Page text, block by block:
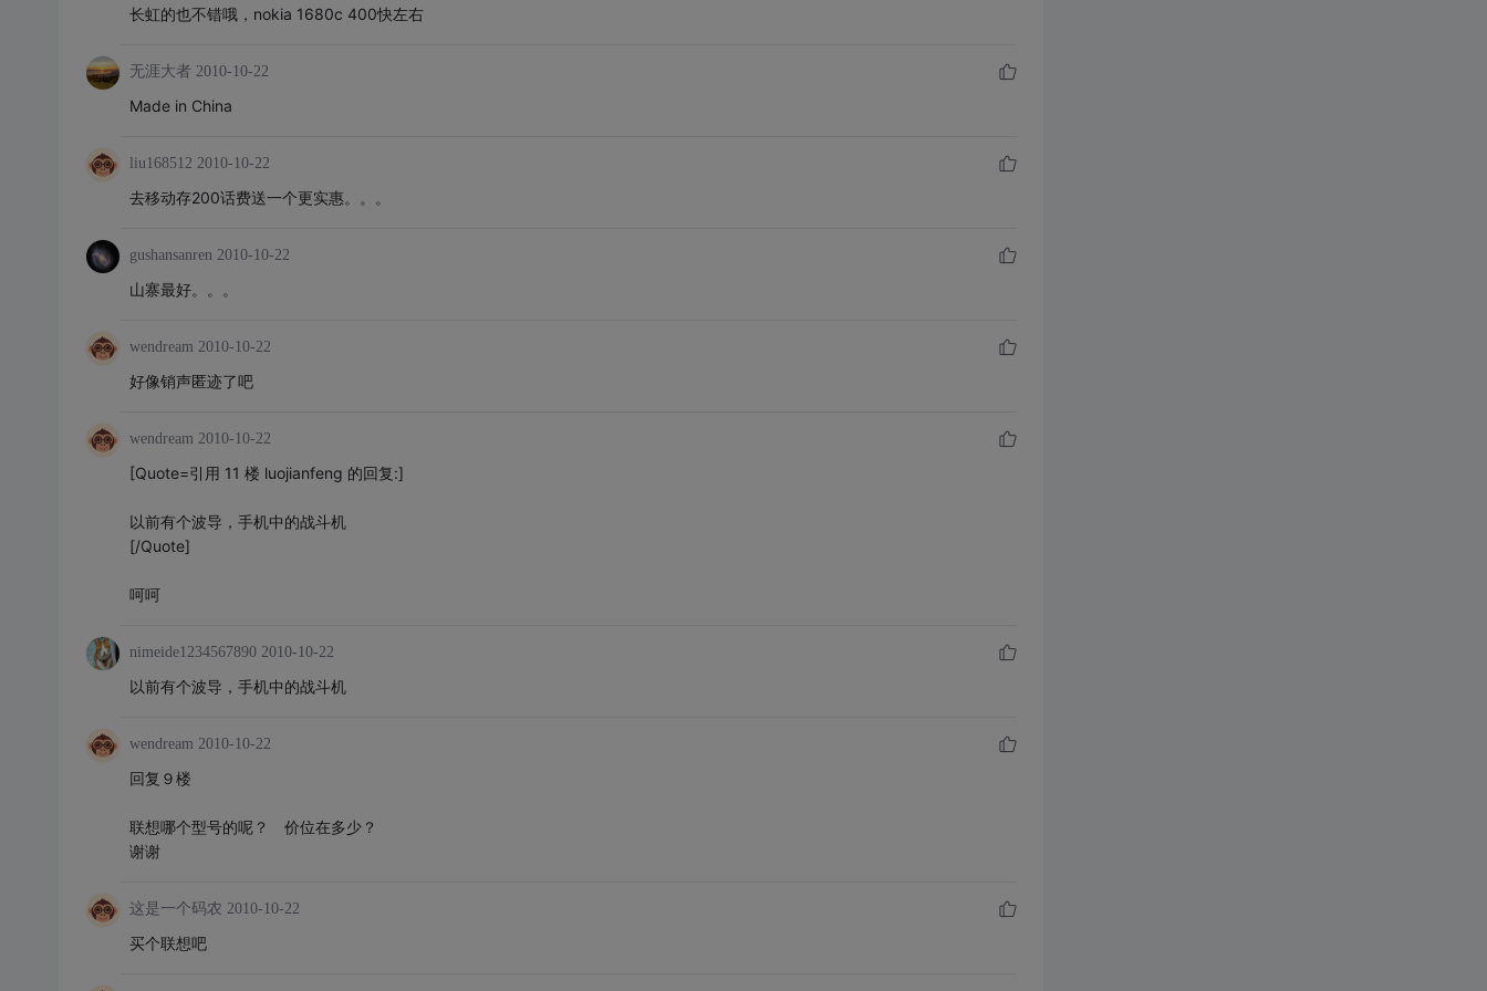
长虹的也不错哦，nokia 1680c 400快左右
无涯大者 2010-10-22
Made in China
liu168512 2010-10-22
去移动存200话费送一个更实惠。。。
gushansanren 2010-10-22
山寨最好。。。
wendream 2010-10-22
好像销声匿迹了吧
wendream 2010-10-22
[Quote=引用 11 楼 luojianfeng 的回复:]
以前有个波导，手机中的战斗机
[/Quote]
呵呵
nimeide1234567890 2010-10-22
以前有个波导，手机中的战斗机
wendream 2010-10-22
回复９楼
联想哪个型号的呢？ 价位在多少？
谢谢
这是一个码农 2010-10-22
买个联想吧